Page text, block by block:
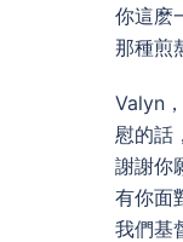
你這麽
那種煎
Valyn，
慰的話
謝謝你
有你面
我們基